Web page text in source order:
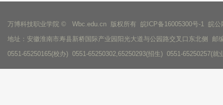
万博科技职业学院 © Wbc.edu.cn 版权所有 皖ICP备16005300号-1
皖公
地址：安徽淮南市寿县新桥国际产业园阳光大道与公园路交叉口东北侧
0551-65250165(校办) 0551-65250302,65250293(招生) 0551-65250257(就